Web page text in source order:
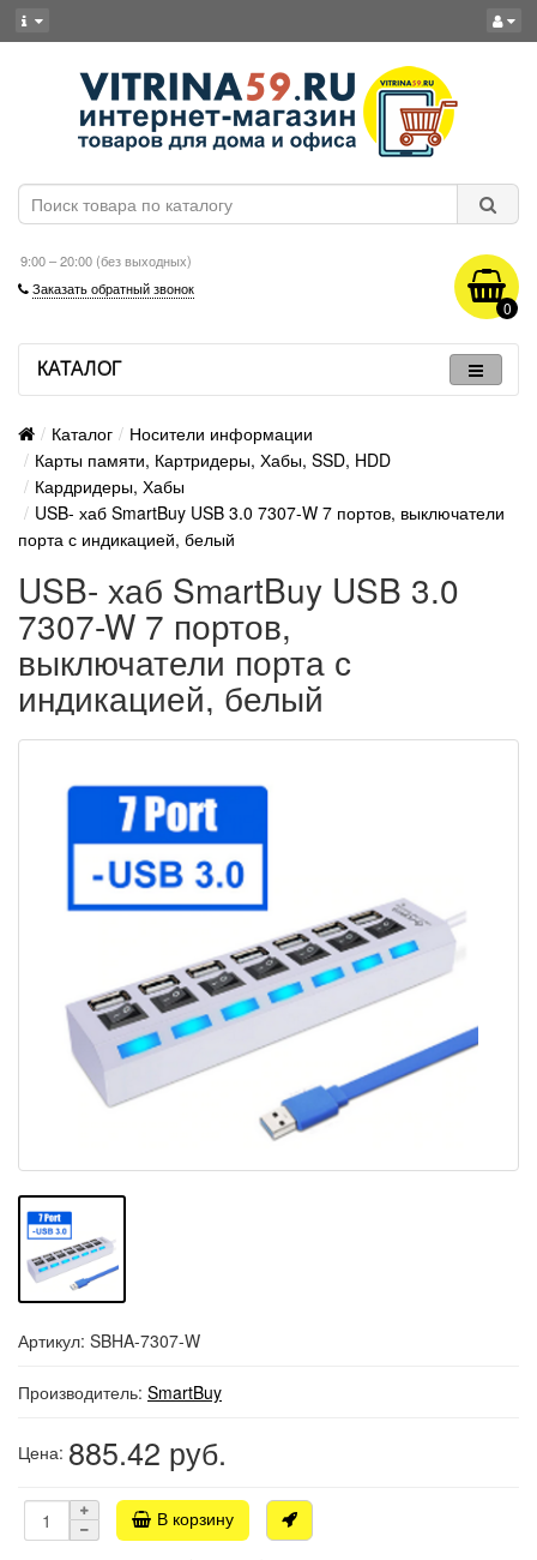
9:00 – 20:00 (без выходных)
Заказать обратный звонок
0
КАТАЛОГ
Каталог
Носители информации
Карты памяти, Картридеры, Хабы, SSD, HDD
Кардридеры, Хабы
USB- хаб SmartBuy USB 3.0 7307-W 7 портов, выключатели
порта с индикацией, белый
USB- хаб SmartBuy USB 3.0
7307-W 7 портов,
выключатели порта с
индикацией, белый
Артикул: SBHA-7307-W
Производитель: SmartBuy
Цена: 885.42 руб.
В корзину